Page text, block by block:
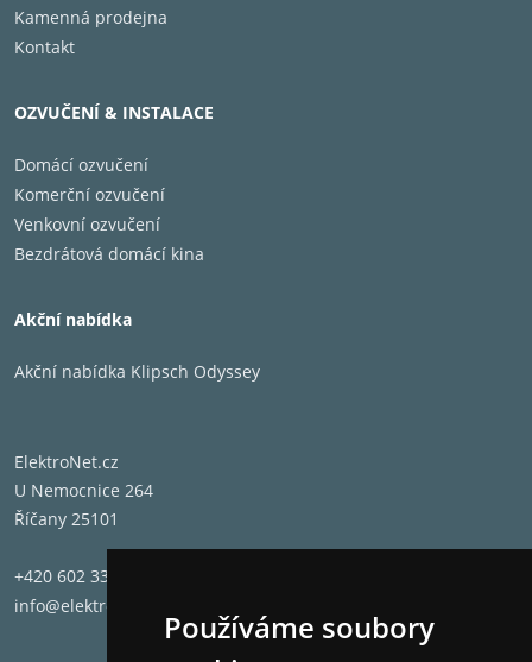
Používáme soubory
Kamenná prodejna
Kontakt
OZVUČENÍ & INSTALACE
Domácí ozvučení
Komerční ozvučení
Venkovní ozvučení
Bezdrátová domácí kina
Akční nabídka
Akční nabídka Klipsch Odyssey
ElektroNet.cz
U Nemocnice 264
Říčany 25101
+420 602 331 662
info@elektronet.cz